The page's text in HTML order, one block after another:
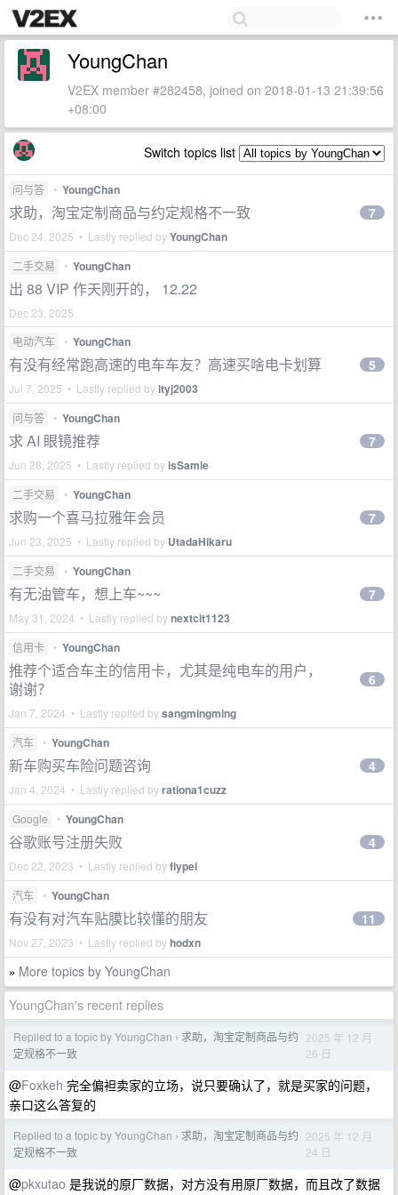
YoungChan
V2EX member #282458, joined on 2018-01-13 21:39:56
+08:00
Switch topics list
问与答 • YoungChan
求助，淘宝定制商品与约定规格不一致
Dec 24, 2025 • Lastly replied byYoungChan
7
二手交易 • YoungChan
出 88 VIP 作天刚开的， 12.22
Dec 23, 2025
电动汽车
• YoungChan
有没有经常跑高速的电车车友？高速买啥电卡划算
Jul 7, 2025 • Lastly replied byltyj2003
5
问与答 • YoungChan
求 AI 眼镜推荐
Jun 28, 2025 • Lastly replied byisSamle
7
二手交易 • YoungChan
求购一个喜马拉雅年会员
Jun 23, 2025 • Lastly replied by UtadaHikaru
7
二手交易 • YoungChan
有无油管车，想上车~~~
May 31, 2024 • Lastly replied bynextcit1123
7
信用卡 • YoungChan
推荐个适合车主的信用卡，尤其是纯电车的用户，
谢谢？
Jan 7, 2024 • Lastly replied bysangmingming
6
汽车 • YoungChan
新车购买车险问题咨询
Jan 4, 2024 • Lastly replied byrationa1cuzz
4
Google • YoungChan
谷歌账号注册失败
Dec 22, 2023 • Lastly replied byflypei
4
汽车 • YoungChan
有没有对汽车贴膜比较懂的朋友
Nov 27, 2023 • Lastly replied byhodxn
11
» More topics by YoungChan
YoungChan's recent replies
Replied to a topic by YoungChan › 求助，淘宝定制商品与约
定规格不一致
2025 年 12 月
26 日
@Foxkeh 完全偏袒卖家的立场，说只要确认了，就是买家的问题，
亲口这么答复的
Replied to a topic by YoungChan › 求助，淘宝定制商品与约
定规格不一致
2025 年 12 月
24 日
@pkxutao 是我说的原厂数据，对方没有用原厂数据，而且改了数据